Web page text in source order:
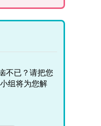
不已？请把您
组将为您解